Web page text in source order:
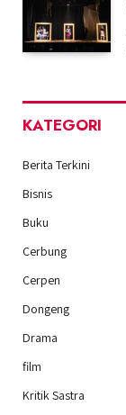
KATEGORI
Berita Terkini
Bisnis
Buku
Cerbung
Cerpen
Dongeng
Drama
film
Kritik Sastra